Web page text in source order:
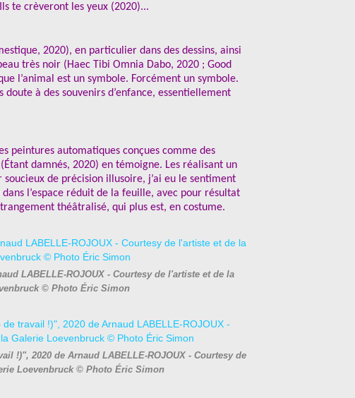
te crèveront les yeux (2020)...
2020), en particulier dans des dessins, ainsi
très noir (Haec Tibi Omnia Dabo, 2020 ; Good
l’animal est un symbole. Forcément un symbole.
doute à des souvenirs d’enfance, essentiellement
peintures automatiques conçues comme des
damnés, 2020) en témoigne. Les réalisant un
de précision illusoire, j’ai eu le sentiment
l’espace réduit de la feuille, avec pour résultat
théâtralisé, qui plus est, en costume.
LABELLE-ROJOUX - Courtesy de l'artiste et de la
© Photo Éric Simon
!)", 2020 de Arnaud LABELLE-ROJOUX - Courtesy de
Loevenbruck © Photo Éric Simon